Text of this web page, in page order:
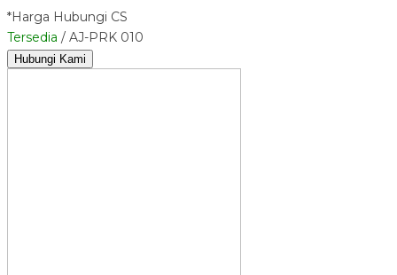
*Harga Hubungi CS
Tersedia / AJ-PRK 010
Hubungi Kami